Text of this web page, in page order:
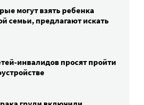
могут взять ребенка
семьи, предлагают искать
инвалидов просят пройти